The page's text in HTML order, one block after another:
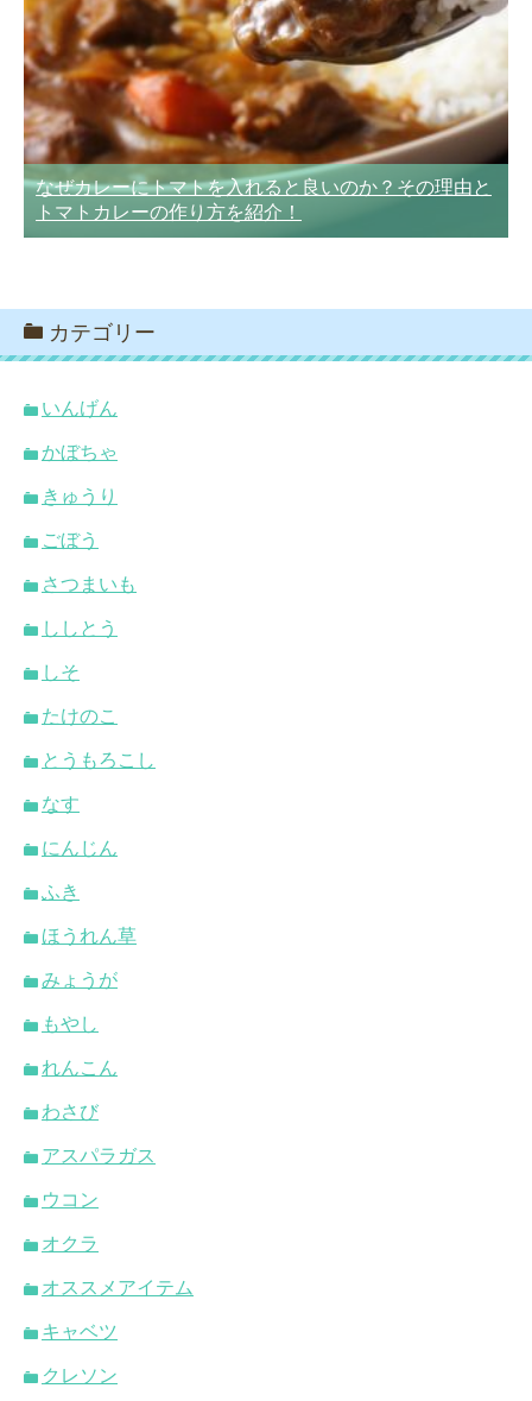
なぜカレーにトマトを入れると良いのか？その理由と
トマトカレーの作り方を紹介！
カテゴリー
いんげん
かぼちゃ
きゅうり
ごぼう
さつまいも
ししとう
しそ
たけのこ
とうもろこし
なす
にんじん
ふき
ほうれん草
みょうが
もやし
れんこん
わさび
アスパラガス
ウコン
オクラ
オススメアイテム
キャベツ
クレソン